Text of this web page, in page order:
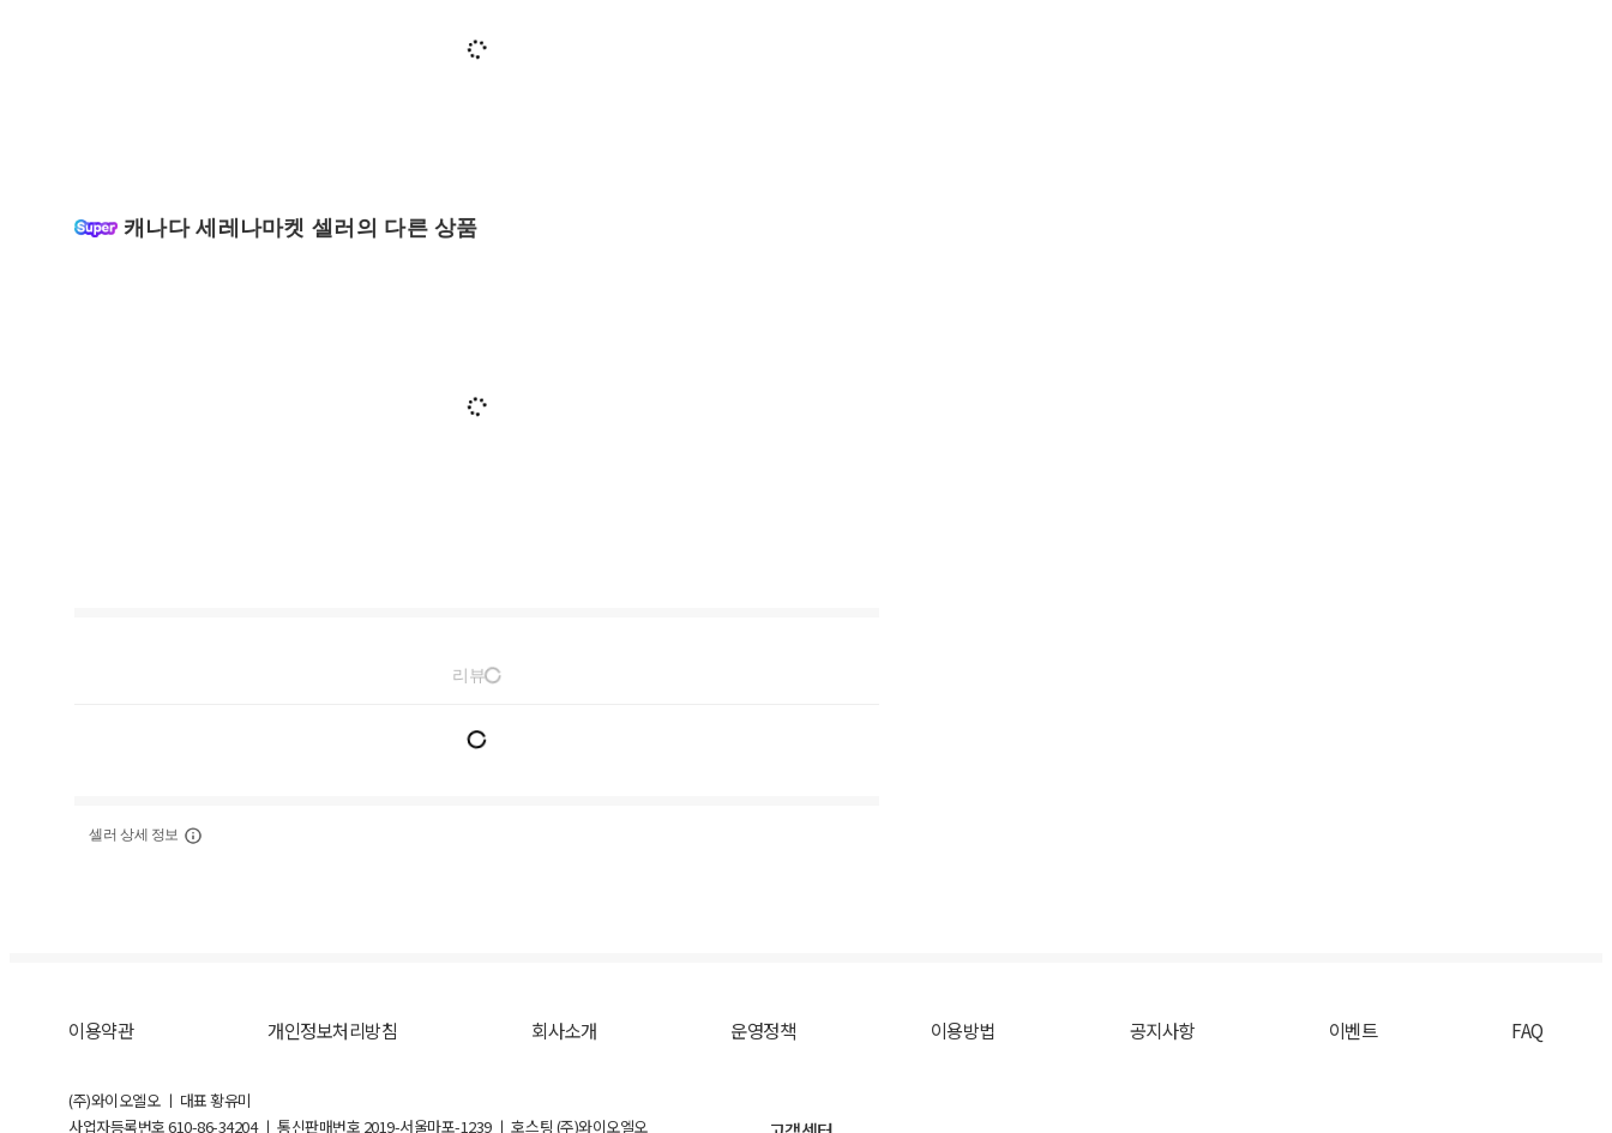
캐나다 세레나마켓 셀러의 다른 상품
리뷰
셀러 상세 정보
이용약관 개인정보처리방침 회사소개 운영정책 이용방법 공지사항 이벤트 FAQ
(주)와이오엘오 ㅣ 대표 황유미
사업자등록번호610-86-34204ㅣ 통신판매번호 2019-서울마포-1239 ㅣ 호스팅 (주)와이오엘오